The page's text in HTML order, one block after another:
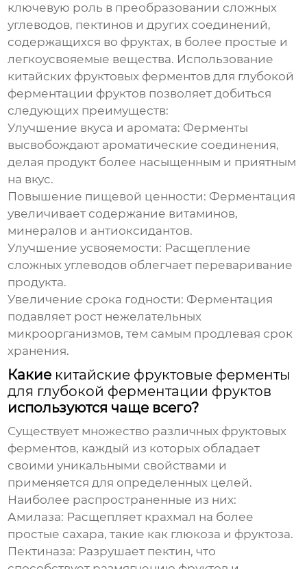
ключевую роль в преобразовании сложных
углеводов, пектинов и других соединений,
содержащихся во фруктах, в более простые и
легкоусвояемые вещества. Использование
китайских фруктовых ферментов для глубокой
ферментации фруктов позволяет добиться
следующих преимуществ:
Улучшение вкуса и аромата: Ферменты
высвобождают ароматические соединения,
делая продукт более насыщенным и приятным
на вкус.
Повышение пищевой ценности: Ферментация
увеличивает содержание витаминов,
минералов и антиоксидантов.
Улучшение усвояемости: Расщепление
сложных углеводов облегчает переваривание
продукта.
Увеличение срока годности: Ферментация
подавляет рост нежелательных
микроорганизмов, тем самым продлевая срок
хранения.
Какие китайские фруктовые ферменты
для глубокой ферментации фруктов
используются чаще всего?
Существует множество различных фруктовых
ферментов, каждый из которых обладает
своими уникальными свойствами и
применяется для определенных целей.
Наиболее распространенные из них:
Амилаза: Расщепляет крахмал на более
простые сахара, такие как глюкоза и фруктоза.
Пектиназа: Разрушает пектин, что